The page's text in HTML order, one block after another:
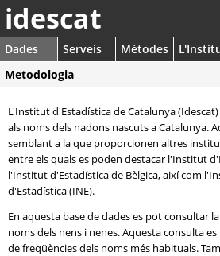
idescat
Dades Serveis Mètodes
Metodologia
L'Institut d'Estadística de Catalunya
als noms dels nadons nascuts a Catalunya.
semblant a la que proporcionen altres
entre els quals es poden destacar l'Institut
l'Institut d'Estadística de Bèlgica, així com l'
d'Estadística(INE).
En aquesta base de dades es pot consultar
noms dels nens i nenes. Aquesta consulta
de freqüències dels noms més habituals.